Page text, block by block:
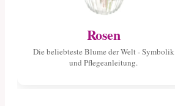
Rosen
Die beliebteste Blume der Welt - Symbolik
und Pflegeanleitung.